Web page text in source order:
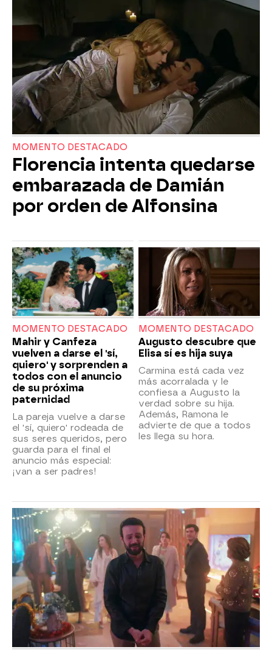
MOMENTO DESTACADO
Florencia intenta quedarse
embarazada de Damián
por orden de Alfonsina
MOMENTO DESTACADO
Mahir y Canfeza
vuelven a darse el 'sí,
quiero' y sorprenden a
todos con el anuncio
de su próxima
paternidad
La pareja vuelve a darse
el 'sí, quiero' rodeada de
sus seres queridos, pero
guarda para el final el
anuncio más especial:
¡van a ser padres!
MOMENTO DESTACADO
Augusto descubre que
Elisa sí es hija suya
Carmina está cada vez
más acorralada y le
confiesa a Augusto la
verdad sobre su hija.
Además, Ramona le
advierte de que a todos
les llega su hora.